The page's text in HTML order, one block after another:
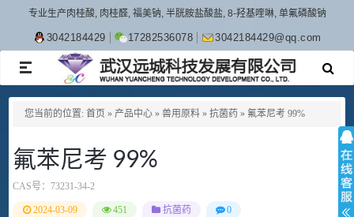
专业生产肉桂酸, 肉桂醛, 福美钠, 半胱胺盐酸盐, 8-羟基喹啉, 单氟磷酸钠
3042184429 17282536078 3042184429@qq.com
TOGGLE
NAVIGATION
您当前的位置: 首页 » 产品中心 » 兽用原料 » 抗菌药 » 氟苯尼考 99%
氟苯尼考 99%
CAS号： 73231-34-2
2024-03-09 451 抗菌药 0